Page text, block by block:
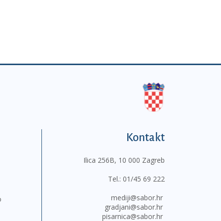
Kontakt
Ilica 256B, 10 000 Zagreb
Tel.: 01/45 69 222
mediji@sabor.hr
gradjani@sabor.hr
pisarnica@sabor.hr